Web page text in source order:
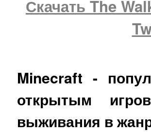
Скачать The
Minecraft -
открытым
выживания в